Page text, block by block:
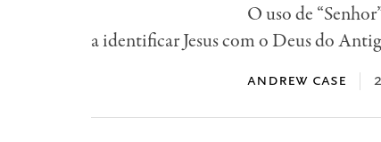
O uso de
a identificar Jesus com o Deus do
andrew case